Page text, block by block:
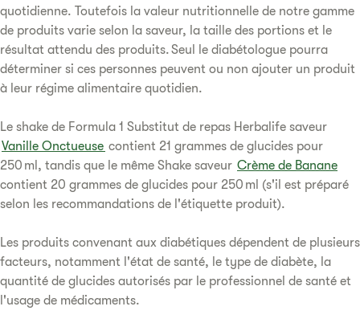
quotidienne. Toutefois la valeur nutritionnelle de notre gamme
de produits varie selon la saveur, la taille des portions et le
résultat attendu des produits. Seul le diabétologue pourra
déterminer si ces personnes peuvent ou non ajouter un produit
à leur régime alimentaire quotidien.
Le shake de Formula 1 Substitut de repas Herbalife saveur
Vanille Onctueuse contient 21 grammes de glucides pour
250 ml, tandis que le même Shake saveur Crème de Banane
contient 20 grammes de glucides pour 250 ml (s'il est préparé
selon les recommandations de l'étiquette produit).
Les produits convenant aux diabétiques dépendent de plusieurs
facteurs, notamment l'état de santé, le type de diabète, la
quantité de glucides autorisés par le professionnel de santé et
l'usage de médicaments.